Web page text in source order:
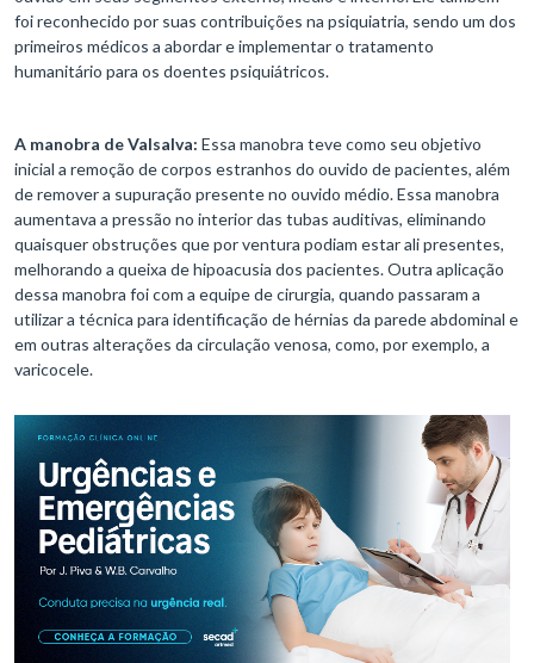
foi reconhecido por suas contribuições na psiquiatria, sendo um dos
primeiros médicos a abordar e implementar o tratamento
humanitário para os doentes psiquiátricos.
A manobra de Valsalva: Essa manobra teve como seu objetivo
inicial a remoção de corpos estranhos do ouvido de pacientes, além
de remover a supuração presente no ouvido médio. Essa manobra
aumentava a pressão no interior das tubas auditivas, eliminando
quaisquer obstruções que por ventura podiam estar ali presentes,
melhorando a queixa de hipoacusia dos pacientes. Outra aplicação
dessa manobra foi com a equipe de cirurgia, quando passaram a
utilizar a técnica para identificação de hérnias da parede abdominal e
em outras alterações da circulação venosa, como, por exemplo, a
varicocele.